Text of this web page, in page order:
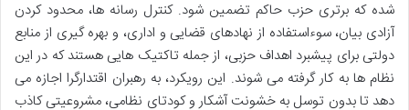
شده که برتری حزب حاکم تضمین شود. کنترل رسانه ها، محدود کردن
آزادی بیان، سوءاستفاده از نهادهای قضایی و اداری، و بهره گیری از منابع
دولتی برای پیشبرد اهداف حزبی، از جمله تاکتیک هایی هستند که در این
نظام ها به کار گرفته می شوند. این رویکرد، به رهبران اقتدارگرا اجازه می
دهد تا بدون توسل به خشونت آشکار و کودتای نظامی، مشروعیتی کاذب